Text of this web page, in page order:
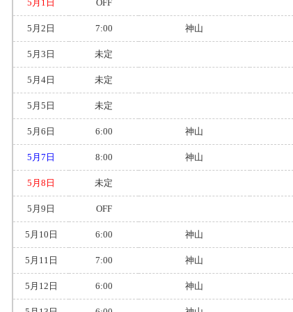
5月1日 OFF
5月2日 7:00 神山
5月3日 未定
5月4日 未定
5月5日 未定
5月6日 6:00 神山
5月7日 8:00 神山
5月8日 未定
5月9日 OFF
5月10日 6:00 神山
5月11日 7:00 神山
5月12日 6:00 神山